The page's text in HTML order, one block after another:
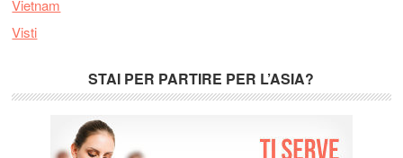
Vietnam
Visti
STAI PER PARTIRE PER L’ASIA?